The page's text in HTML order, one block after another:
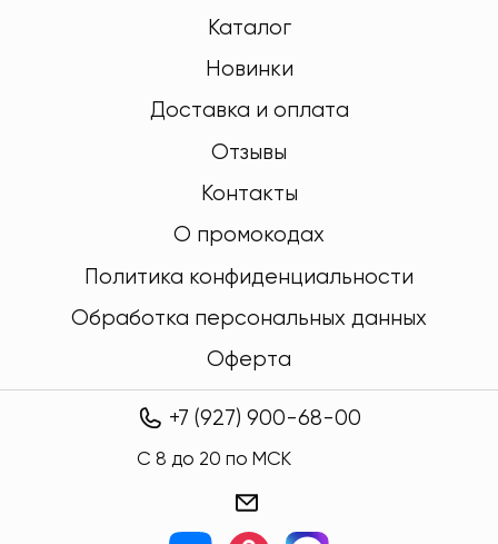
Каталог
Новинки
Доставка и оплата
Отзывы
Контакты
О промокодах
Политика конфиденциальности
Обработка персональных данных
Оферта
+7 (927) 900-68-00
C 8 до 20 по МСК